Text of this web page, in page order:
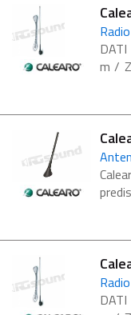
m /
tetto